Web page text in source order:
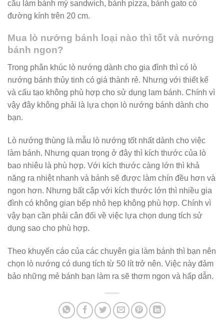
cầu làm bánh mỳ sandwich, bánh pizza, bánh gato có
đường kính trên 20 cm.
Mua lò nướng bánh loại nào thì tốt và nướng
bánh ngon?
Trong phân khúc lò nướng dành cho gia đình thì có lò
nướng bánh thủy tinh có giá thành rẻ. Nhưng với thiết kế
và cấu tạo không phù hợp cho sử dụng lam bánh. Chính vì
vậy đây không phải là lựa chọn lò nướng bánh dành cho
bạn.
Lò nướng thùng là mẫu lò nướng tốt nhất dành cho việc
làm bánh. Nhưng quan trọng ở đây thì kích thước của lò
bao nhiêu là phù hợp. Với kích thước càng lớn thì khả
năng ra nhiệt nhanh và bánh sẽ được làm chín đều hơn và
ngon hơn. Nhưng bất cập với kích thước lớn thì nhiều gia
đình có không gian bếp nhỏ hẹp không phù hợp. Chính vì
vậy bạn cần phải cân đối về việc lựa chọn dung tích sử
dụng sao cho phù hợp.
Theo khuyến cáo của các chuyên gia làm bánh thì bạn nên
chọn lò nướng có dung tích từ 50 lít trở nên. Việc này đảm
bảo những mẻ bánh bạn làm ra sẽ thơm ngon và hấp dẫn.